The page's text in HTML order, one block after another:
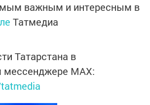
важным и интересным в
Татмедиа
Татарстана в
мессенджере MАХ: